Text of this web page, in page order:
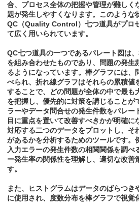
合、プロセス全体の把握や管理が難しく
題が発生しやすくなります。このような
QC（Quality Control）七つ道具がプロ
て広く用いられています。
QC七つ道具の一つであるパレート図は
を組み合わせたものであり、問題の発生
るようになっています。棒グラフには、
べられ、折れ線グラフはそれらの累積値
することで、どの問題が全体の中で最も
を把握し、優先的に対策を講じることが
ラーやデータ問合せの発生件数をパレー
目に重点を置いて改善すべきかが明確に
対応する二つのデータをプロットし、そ
があるかを分析するためのツールです。
入力エラーの発生件数の相関関係を調べ
ー発生率の関係性を理解し、適切な改善
す。
また、ヒストグラムはデータのばらつき
に使用され、度数分布を棒グラフで視覚